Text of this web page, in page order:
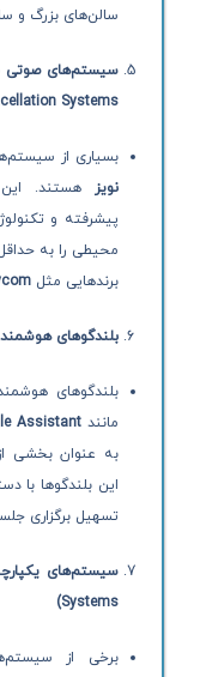
سالن‌های بزرگ و
سیستم‌های صوتی
Systems)
بسیاری از
نویز
هستند. این
پیشرفته و
محیطی را به
برندهایی مثل
بلندگوهای هوشمند
بلندگوهای
مانندAssistant
به عنوان بخشی
این بلندگوها با
تسهیل برگزاری
سیستم‌های
Systems)
برخی از